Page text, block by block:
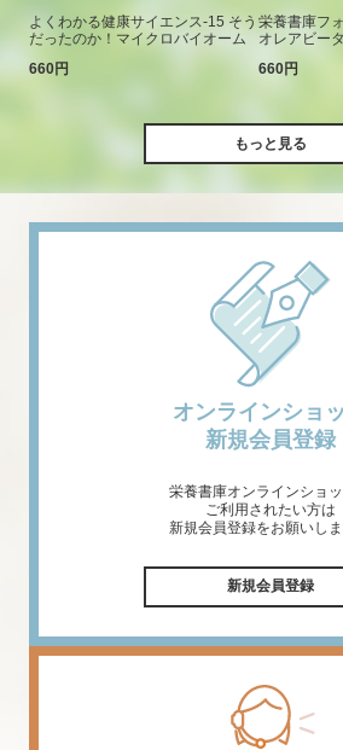
よくわかる健康サイエンス-15 そう
だったのか！マイクロバイオーム
660円
栄養書庫フ
オレアビー
660円
もっと見る
オンラインショ
新規会員登録
栄養書庫オンラインショ
ご利用されたい方は
新規会員登録をお願いしま
新規会員登録